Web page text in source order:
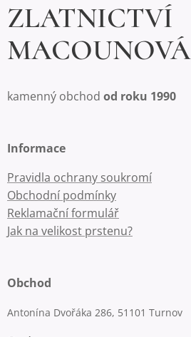
ZLATNICTVÍ
MACOUNOVÁ
kamenný obchod od roku 1990
Informace
Pravidla ochrany soukromí
Obchodní podmínky
Reklamační formulář
Jak na velikost prstenu?
Obchod
Antonína Dvořáka 286, 51101 Turnov